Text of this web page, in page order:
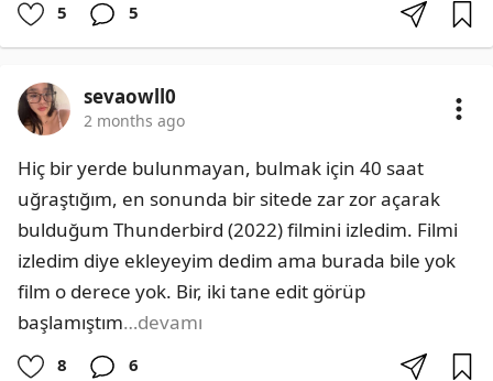
5 5
sevaowll0
2 months ago
Hiç bir yerde bulunmayan, bulmak için 40 saat
uğraştığım, en sonunda bir sitede zar zor açarak
bulduğum Thunderbird (2022) filmini izledim. Filmi
izledim diye ekleyeyim dedim ama burada bile yok
film o derece yok. Bir, iki tane edit görüp
başlamıştım…devamı
8 6